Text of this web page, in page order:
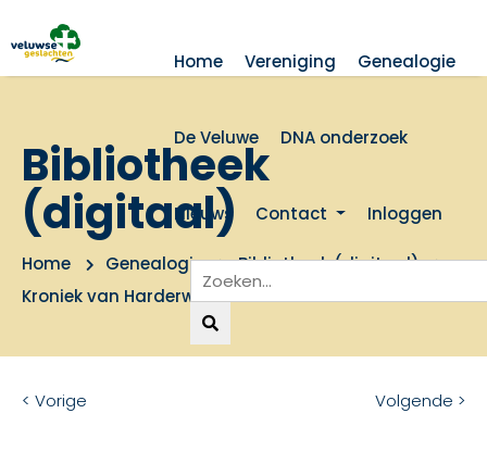
Home Vereniging Genealogie
De Veluwe DNA onderzoek
Nieuws Contact Inloggen
Bibliotheek
(digitaal)
Home Genealogie
Bibliotheek (digitaal)
Kroniek van Harderwijk 1231 - 1931
< Vorige Volgende >